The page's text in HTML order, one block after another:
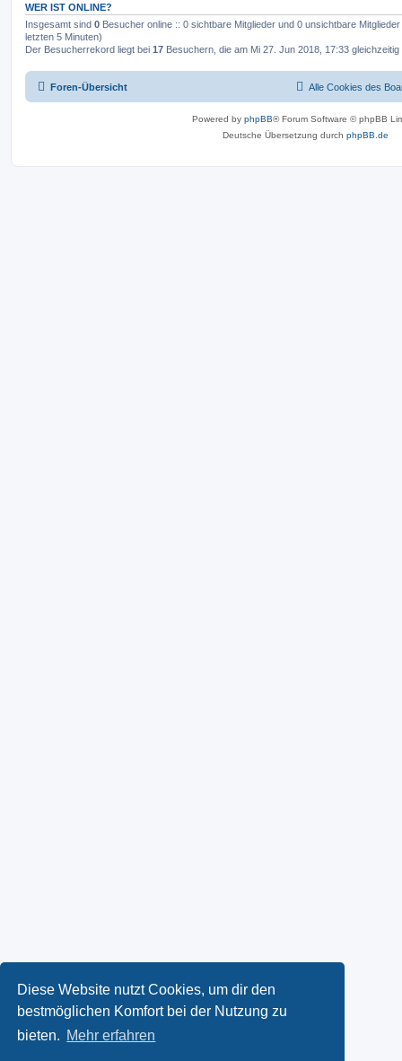
Diese Website nutzt Cookies, um dir den
bestmöglichen Komfort bei der Nutzung zu
bieten. Mehr erfahren
WER IST ONLINE?
Insgesamt sind 0 Besucher online :: 0 sichtbare Mitglieder und 0 unsichtbare
letzten 5 Minuten)
Der Besucherrekord liegt bei 17 Besuchern, die am Mi 27. Jun 2018, 17:33 gleichzeitig
Foren-Übersicht Alle Cookies des
Powered by phpBB® Forum Software © phpBB
Deutsche Übersetzung durch phpBB.de